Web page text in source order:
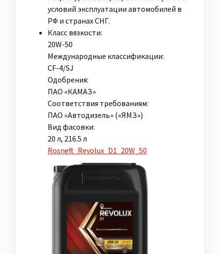
условий эксплуатации автомобилей в
РФ и странах СНГ.
Класс вязкости:
20W-50
Международные классификации:
CF-4/SJ
Одобрения:
ПАО «КАМАЗ»
Соответствия требованиям:
ПАО «Автодизель» («ЯМЗ»)
Вид фасовки:
20 л, 216.5 л
Rosneft_Revolux_D1_20W_50